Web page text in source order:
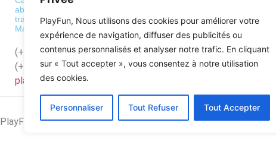
PlayFun, Nous utilisons des cookies pour améliorer votre
expérience de navigation, diffuser des publicités ou
contenus personnalisés et analyser notre trafic. En cliquant
sur « Tout accepter », vous consentez à notre utilisation
des cookies.
Personnaliser Tout Refuser Tout Accepter
abdellah Casablanca Centre de
traitement des commandes
Maroc: Zone industrielle Mediouna
(+212)522568689
(+212)662128918
playfun.ma@gmail.com
Puzzles
Apprentissages
PlayFun © 2026 Tous Les Droits Sont Réservés .